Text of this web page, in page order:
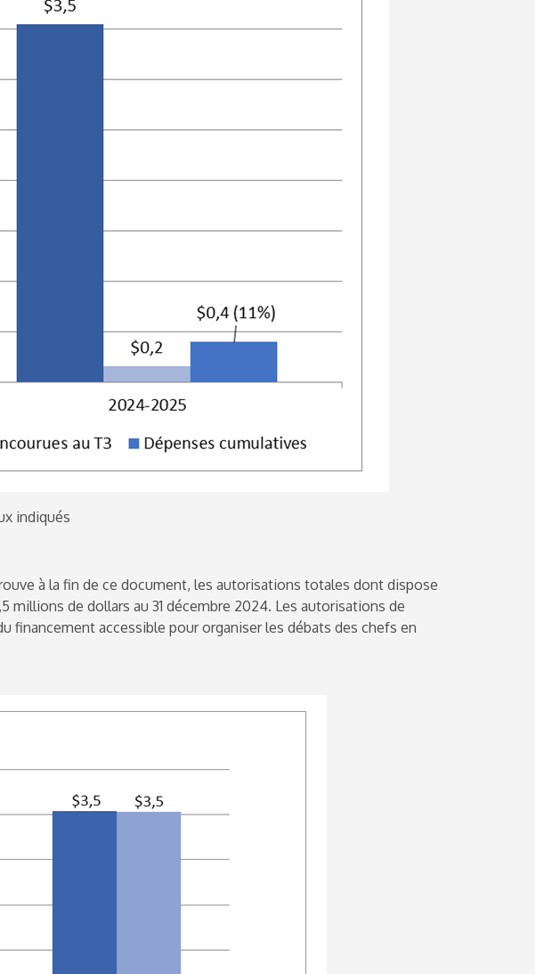
indiqués
à la fin de ce document, les autorisations totales dont dispose
millions de dollars au 31 décembre 2024. Les autorisations de
financement accessible pour organiser les débats des chefs en